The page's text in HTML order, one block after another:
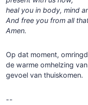
heal you in body, mind
And free you from all
Amen.
Op dat moment,
de warme omhelzing
gevoel van thuiskomen.
--